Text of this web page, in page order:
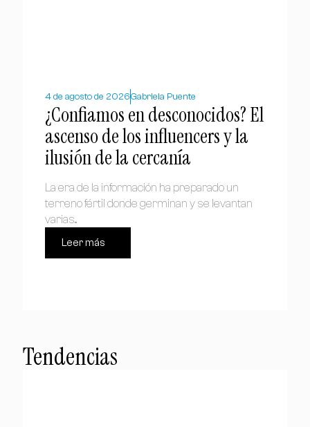
4 de agosto de 2026Gabriela Puente
¿Confiamos en desconocidos? El
ascenso de los influencers y la
ilusión de la cercanía
La era de la información ha preparado un
terreno fértil donde germinan y se levantan
varias...
Leer más
Tendencias